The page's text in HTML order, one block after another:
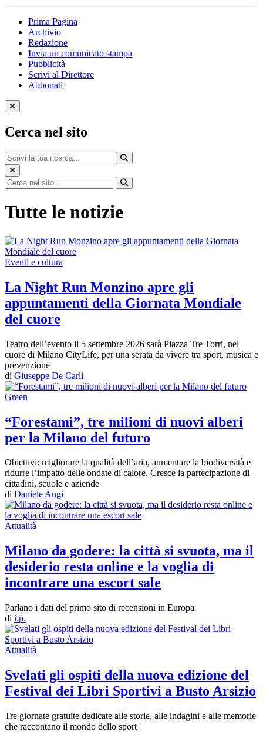
Prima Pagina
Archivio
Redazione
Invia un comunicato stampa
Pubblicità
Scrivi al Direttore
Abbonati
Cerca nel sito
Tutte le notizie
Eventi e cultura
La Night Run Monzino apre gli
appuntamenti della Giornata Mondiale
del cuore
Teatro dell’evento il 5 settembre 2026 sarà Piazza Tre Torri, nel
cuore di Milano CityLife, per una serata da vivere tra sport, musica e
prevenzione
di Giuseppe De Carli
Green
“Forestami”, tre milioni di nuovi alberi
per la Milano del futuro
Obiettivi: migliorare la qualità dell’aria, aumentare la biodiversità e
ridurre l’impatto delle ondate di calore. Cresce la partecipazione di
cittadini, scuole e aziende
di Daniele Angi
Attualità
Milano da godere: la città si svuota, ma il
desiderio resta online e la voglia di
incontrare una escort sale
Parlano i dati del primo sito di recensioni in Europa
di i.p.
Attualità
Svelati gli ospiti della nuova edizione del
Festival dei Libri Sportivi a Busto Arsizio
Tre giornate gratuite dedicate alle storie, alle indagini e alle memorie
che raccontano il mondo dello sport